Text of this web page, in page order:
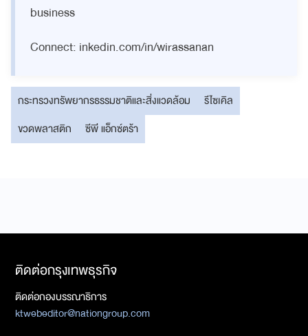
business
Connect: inkedin.com/in/wirassanan
กระทรวงทรัพยากรธรรมชาติและสิ่งแวดล้อม
รีไซเคิล
ขวดพลาสติก
ซีพี แอ็กซ์ตร้า
ติดต่อกรุงเทพธุรกิจ
ติดต่อกองบรรณาธิการ
ktwebeditor@nationgroup.com